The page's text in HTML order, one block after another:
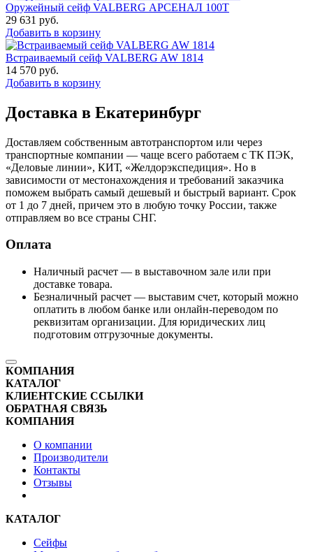
Оружейный сейф VALBERG АРСЕНАЛ 100Т
29 631 руб.
Добавить в корзину
Встраиваемый сейф VALBERG AW 1814
14 570 руб.
Добавить в корзину
Доставка в Екатеринбург
Доставляем собственным автотранспортом или через
транспортные компании — чаще всего работаем с ТК ПЭК,
«Деловые линии», КИТ, «Желдорэкспедиция». Но в
зависимости от местонахождения и требований заказчика
поможем выбрать самый дешевый и быстрый вариант. Срок
от 1 до 7 дней, причем это в любую точку России, также
отправляем во все страны СНГ.
Оплата
Наличный расчет — в выставочном зале или при
доставке товара.
Безналичный расчет — выставим счет, который можно
оплатить в любом банке или онлайн-переводом по
реквизитам организации. Для юридических лиц
подготовим отгрузочные документы.
КОМПАНИЯ
КАТАЛОГ
КЛИЕНТСКИЕ ССЫЛКИ
ОБРАТНАЯ СВЯЗЬ
КОМПАНИЯ
О компании
Производители
Контакты
Отзывы
КАТАЛОГ
Сейфы